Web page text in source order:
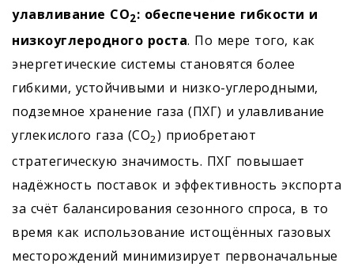
улавливание CO2: обеспечение гибкости и
низкоуглеродного роста. По мере того, как
энергетические системы становятся более
гибкими, устойчивыми и низко-углеродными,
подземное хранение газа (ПХГ) и улавливание
углекислого газа (CO2) приобретают
стратегическую значимость. ПХГ повышает
надёжность поставок и эффективность экспорта
за счёт балансирования сезонного спроса, в то
время как использование истощённых газовых
месторождений минимизирует первоначальные